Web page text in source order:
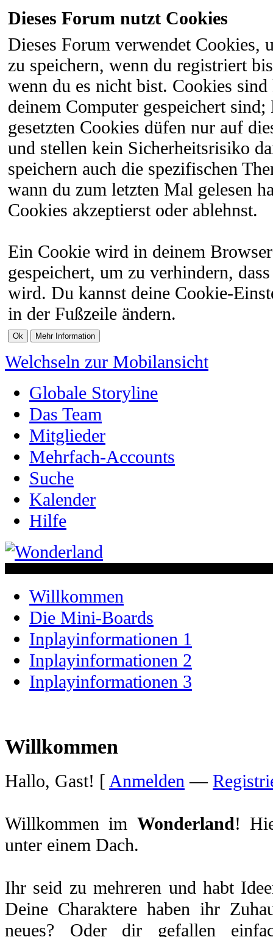
Dieses Forum nutzt Cookies
Dieses Forum verwendet Cookies,
zu speichern, wenn du registriert
wenn du es nicht bist. Cookies
deinem Computer gespeichert
gesetzten Cookies düfen nur auf
und stellen kein Sicherheitsrisiko
speichern auch die spezifischen
wann du zum letzten Mal gelesen
Cookies akzeptierst oder ablehnst.
Ein Cookie wird in deinem
gespeichert, um zu verhindern,
wird. Du kannst deine Cookie-
in der Fußzeile ändern.
Welchseln zur Mobilansicht
Globale Storyline
Das Team
Mitglieder
Mehrfach-Accounts
Suche
Kalender
Hilfe
Willkommen
Die Mini-Boards
Inplayinformationen 1
Inplayinformationen 2
Inplayinformationen 3
Willkommen
Hallo, Gast! [ Anmelden —
Willkommen im Wonderland!
unter einem Dach.
Ihr seid zu mehreren und habt
Deine Charaktere haben ihr
neues? Oder dir gefallen